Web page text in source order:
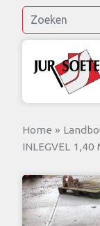
Home »
INLEGVEL 1,40